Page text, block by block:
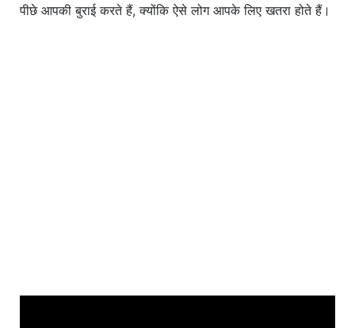
पीछे आपकी बुराई करते हैं, क्योंकि ऐसे लोग आपके लिए खतरा होते हैं।